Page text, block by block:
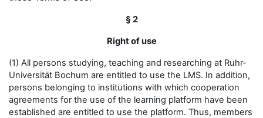
§ 2
Right of use
(1) All persons studying, teaching and researching at Ruhr-
Universität Bochum are entitled to use the LMS. In addition,
persons belonging to institutions with which cooperation
agreements for the use of the learning platform have been
established are entitled to use the platform. Thus, members